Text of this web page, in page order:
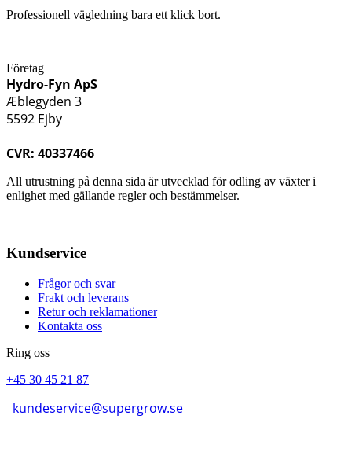
Professionell vägledning bara ett klick bort.
Företag
Hydro-Fyn ApS
Æblegyden 3
5592 Ejby
CVR: 40337466
All utrustning på denna sida är utvecklad för odling av växter i
enlighet med gällande regler och bestämmelser.
Kundservice
Frågor och svar
Frakt och leverans
Retur och reklamationer
Kontakta oss
Ring oss
+45 30 45 21 87
kundeservice@supergrow.se